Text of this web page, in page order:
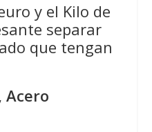
y el Kilo de
separar
que tengan
Acero